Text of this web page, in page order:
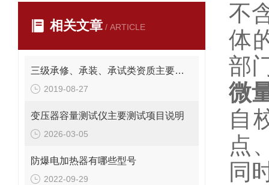
相关文章 / ARTICLE
三级承修、承装、承试类资质主要试验设备配置表
2019-08-27
变压器容量测试仪主要测试项目说明
2026-03-05
防爆电加热器有哪些型号
2022-09-29
不
体
部
微
自
点
同